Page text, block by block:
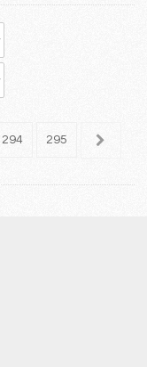
294 295 296